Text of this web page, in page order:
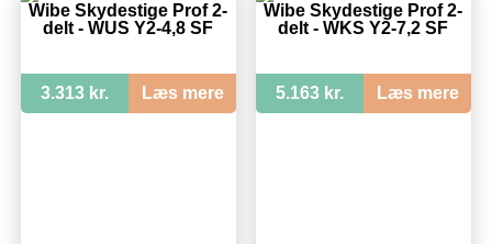
Wibe Skydestige Prof 2-
delt - WUS Y2-4,8 SF
3.313 kr. Læs mere
Wibe Skydestige Prof 2-
delt - WKS Y2-7,2 SF
5.163 kr. Læs mere